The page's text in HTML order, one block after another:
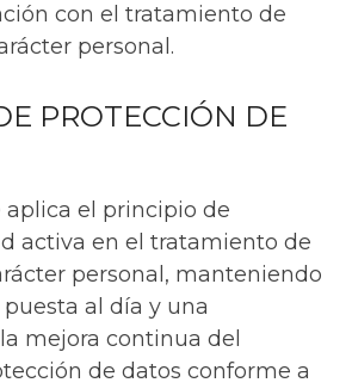
con el tratamiento de
personal.
PROTECCIÓN DE
aplica el principio de
activa en el tratamiento de
personal, manteniendo
al día y una
mejora continua del
de datos conforme a